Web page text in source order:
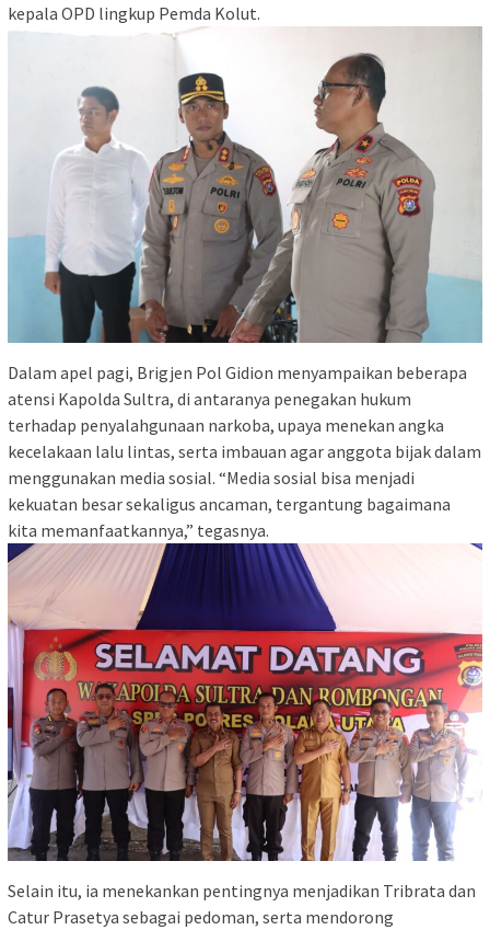
kepala OPD lingkup Pemda Kolut.
Dalam apel pagi, Brigjen Pol Gidion menyampaikan beberapa
atensi Kapolda Sultra, di antaranya penegakan hukum
terhadap penyalahgunaan narkoba, upaya menekan angka
kecelakaan lalu lintas, serta imbauan agar anggota bijak dalam
menggunakan media sosial. “Media sosial bisa menjadi
kekuatan besar sekaligus ancaman, tergantung bagaimana
kita memanfaatkannya,” tegasnya.
Selain itu, ia menekankan pentingnya menjadikan Tribrata dan
Catur Prasetya sebagai pedoman, serta mendorong